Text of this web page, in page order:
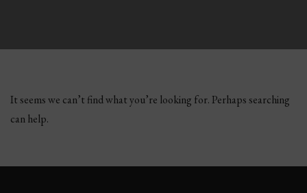
It seems we can’t find what you’re looking for. Perhaps searching
can help.